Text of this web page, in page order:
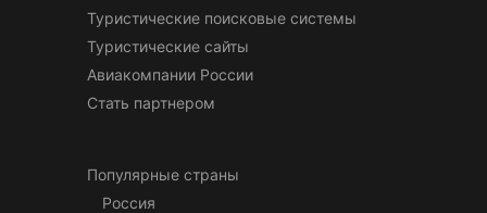
Туристические поисковые системы
Туристические сайты
Авиакомпании России
Стать партнером
Популярные страны
Россия